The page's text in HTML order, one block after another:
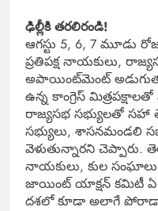
ఢిల్లీకి తరలిరండి!
ఆగస్టు 5, 6, 7 మూడు
ప్రతిపక్ష నాయకులు,
అపాయింట్‌మెంట్
ఉన్న కాంగ్రెస్
రాజ్యసభ సభ్యులతో సహా
సభ్యులు, శాసనమండలి
వెళుతున్నారని
నాయకులు, కుల
జాయింట్ యాక్షన్ కమిటీ
దశలో కూడా అలాగే